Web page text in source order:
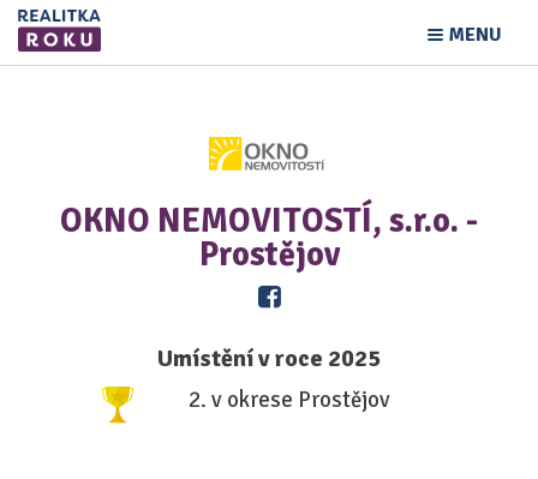
MENU
OKNO NEMOVITOSTÍ, s.r.o. -
Prostějov
Umístění v roce 2025
2. v okrese Prostějov